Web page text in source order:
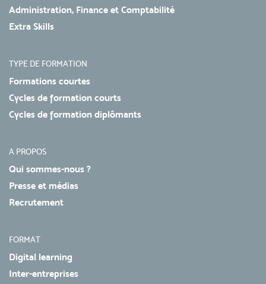
Administration, Finance et Comptabilité
Extra Skills
TYPE DE FORMATION
Formations courtes
Cycles de formation courts
Cycles de formation diplômants
A PROPOS
Qui sommes-nous ?
Presse et médias
Recrutement
FORMAT
Digital learning
Inter-entreprises